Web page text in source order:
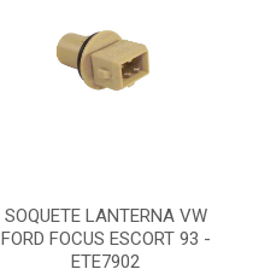
SOQUETE LANTERNA VW
FORD FOCUS ESCORT 93 -
ETE7902